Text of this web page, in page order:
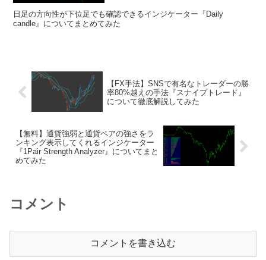
日足の方向性が下位足でも確認できるインジケーター『Daily
candle』についてまとめてみた
【FX手法】SNSで有名なトレーダーの勝
率80%越えの手法『スナイプトレード』
について徹底解説してみた
【無料】通貨強弱と通貨ペアの強さをラ
ンキング表示してくれるインジケーター
『1Pair Strength Analyzer』についてまと
めてみた
コメント
コメントを書き込む